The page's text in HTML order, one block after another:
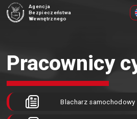
Agencja
Bezpieczeństwa
Wewnętrznego
Pracownicy
Blacharz samochodowy